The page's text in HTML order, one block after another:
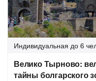
Индивидуальная до 6
Велико Тырново:
тайны болгарского